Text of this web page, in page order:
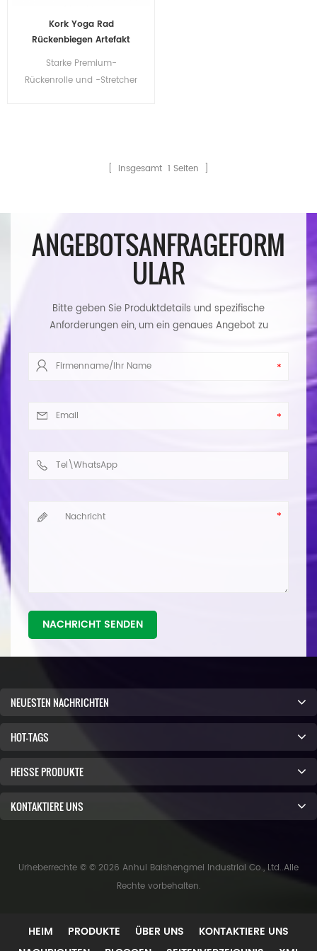
Kork Yoga Rad
Rückenbiegen Artefakt
Rad
Starke Premium-
Rückenrolle und -Stretcher
[ Insgesamt 1 Seiten ]
ANGEBOTSANFRAGEFORM
ULAR
Bitte geben Sie Produktdetails und spezifische
Anforderungen ein, um ein genaues Angebot zu
NACHRICHT SENDEN
NEUESTEN NACHRICHTEN
HOT-TAGS
HEISSE PRODUKTE
KONTAKTIERE UNS
Urheberrechte © © 2026 Anhui Baishengmei Industrial Co., Ltd..Alle
Rechte vorbehalten.
HEIM PRODUKTE ÜBER UNS
KONTAKTIERE UNS